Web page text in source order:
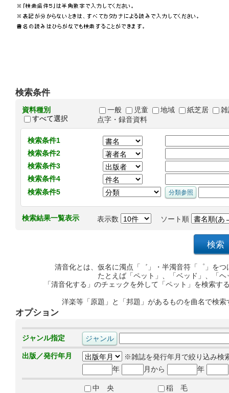
検索条件
資料種別
すべて選択
一般 児童 地域 紙芝居
点字・録音資料
検索条件1
検索条件2
検索条件3
検索条件4
検索条件5
検索結果一覧表示 表示数 ソート順
清音化とは、仮名に濁点「゛」・半濁音符「゜」を
たとえば「ペット」、「ベッド」、「
「清音化する」のチェックを外して「ペット」を検索
洋楽等「原題」と「邦題」があるものを曲名で検
オプション
ジャンル指定
出版／発行年月
※雑誌を発行年月で絞り込み検
年
月から 年
中 央
稲 毛